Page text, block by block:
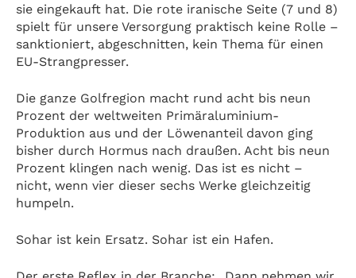
sie eingekauft hat. Die rote iranische Seite (7 und 8)
spielt für unsere Versorgung praktisch keine Rolle –
sanktioniert, abgeschnitten, kein Thema für einen
EU-Strangpresser.
Die ganze Golfregion macht rund acht bis neun
Prozent der weltweiten Primäraluminium-
Produktion aus und der Löwenanteil davon ging
bisher durch Hormus nach draußen. Acht bis neun
Prozent klingen nach wenig. Das ist es nicht –
nicht, wenn vier dieser sechs Werke gleichzeitig
humpeln.
Sohar ist kein Ersatz. Sohar ist ein Hafen.